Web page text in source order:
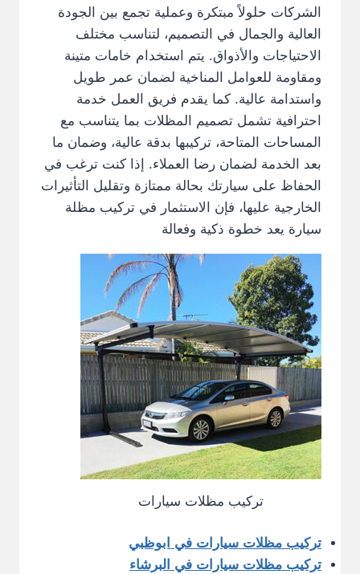
الشركات حلولاً مبتكرة وعملية تجمع بين الجودة
العالية والجمال في التصميم، لتناسب مختلف
الاحتياجات والأذواق. يتم استخدام خامات متينة
ومقاومة للعوامل المناخية لضمان عمر طويل
واستدامة عالية. كما يقدم فريق العمل خدمة
احترافية تشمل تصميم المظلات بما يتناسب مع
المساحات المتاحة، تركيبها بدقة عالية، وضمان ما
بعد الخدمة لضمان رضا العملاء. إذا كنت ترغب في
الحفاظ على سيارتك بحالة ممتازة وتقليل التأثيرات
الخارجية عليها، فإن الاستثمار في تركيب مظلة
سيارة يعد خطوة ذكية وفعالة
تركيب مظلات سيارات
تركيب مظلات سيارات في ابوظبي
تركيب مظلات سيارات في البرشاء